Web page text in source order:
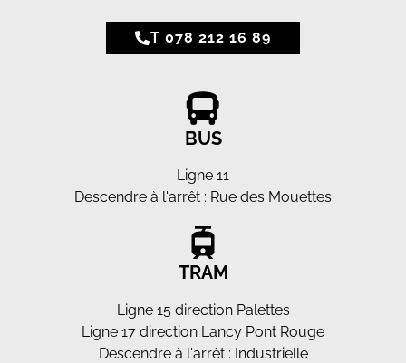
T 078 212 16 89
TRAM
Ligne 15 direction Palettes
Ligne 17 direction Lancy Pont Rouge
Descendre à l'arrêt : Industrielle
BUS
Ligne 11
Descendre à l'arrêt : Rue des Mouettes